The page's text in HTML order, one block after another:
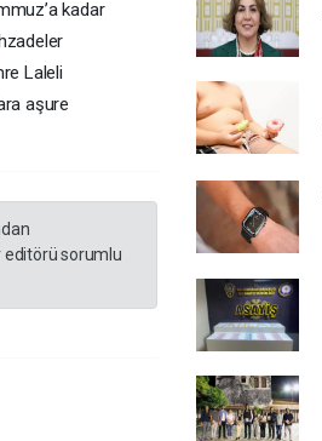
kadar
Laleli
aşure
editörü sorumlu